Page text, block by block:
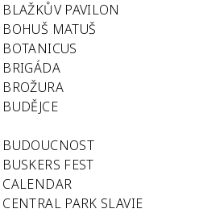
BLAŽKŮV PAVILON
BOHUŠ MATUŠ
BOTANICUS
BRIGÁDA
BROŽURA
BUDĚJCE
BUDOUCNOST
BUSKERS FEST
CALENDAR
CENTRAL PARK SLAVIE